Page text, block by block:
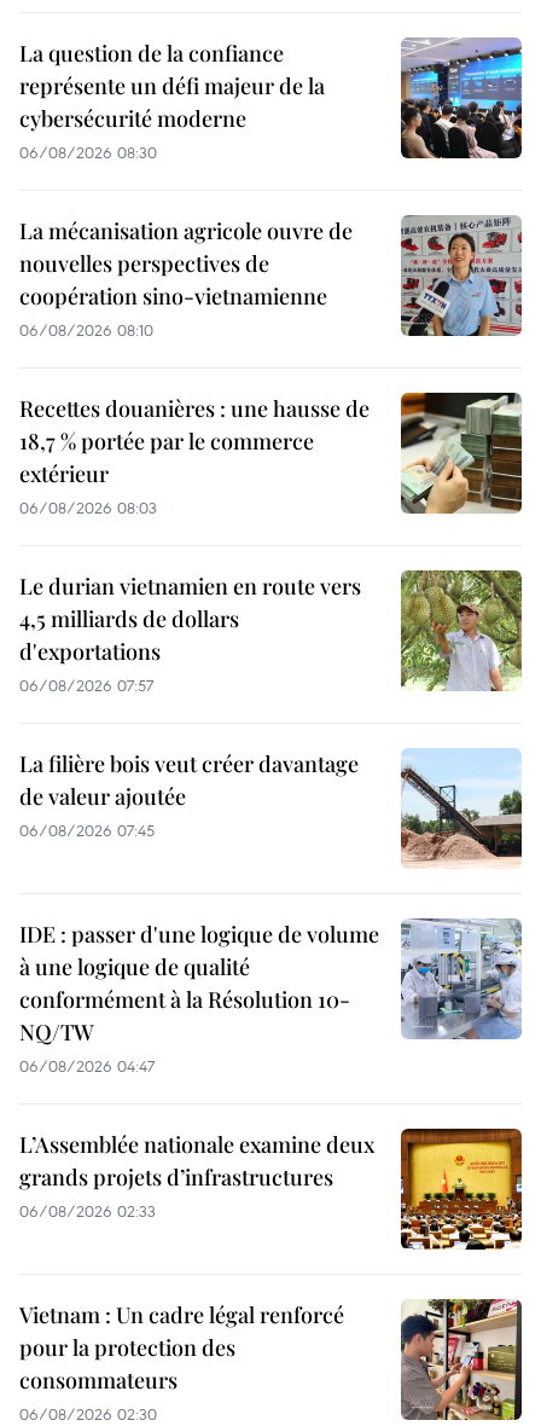
La question de la confiance
représente un défi majeur de la
cybersécurité moderne
06/08/2026 08:30
La mécanisation agricole ouvre de
nouvelles perspectives de
coopération sino-vietnamienne
06/08/2026 08:10
Recettes douanières : une hausse de
18,7 % portée par le commerce
extérieur
06/08/2026 08:03
Le durian vietnamien en route vers
4,5 milliards de dollars
d'exportations
06/08/2026 07:57
La filière bois veut créer davantage
de valeur ajoutée
06/08/2026 07:45
IDE : passer d'une logique de volume
à une logique de qualité
conformément à la Résolution 10-
NQ/TW
06/08/2026 04:47
L’Assemblée nationale examine deux
grands projets d’infrastructures
06/08/2026 02:33
Vietnam : Un cadre légal renforcé
pour la protection des
consommateurs
06/08/2026 02:30